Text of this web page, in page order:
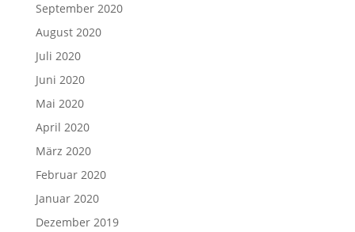
September 2020
August 2020
Juli 2020
Juni 2020
Mai 2020
April 2020
März 2020
Februar 2020
Januar 2020
Dezember 2019